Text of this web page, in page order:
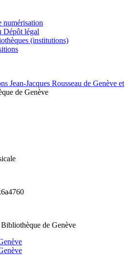
numérisation
Dépôt légal
(institutions)
de Genève